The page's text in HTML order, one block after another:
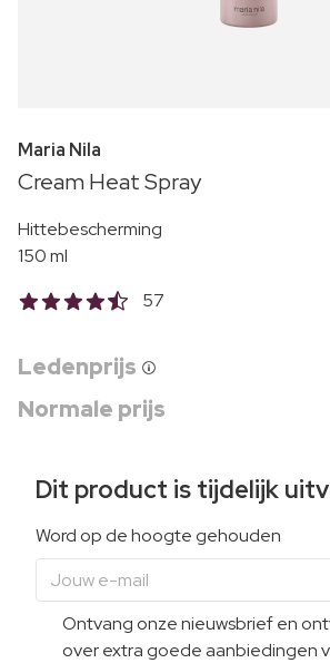
Maria Nila
Cream Heat Spray
Hittebescherming
150 ml
57
Ledenprijs
Normale prijs
Dit product is tijdelijk
Word op de hoogte gehouden
Ontvang onze nieuwsbrief en
over extra goede aanbiedingen